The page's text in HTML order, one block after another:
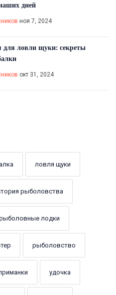
дней
ноя 7, 2024
для ловли щуки: секреты
окт 31, 2024
ловля щуки
рыболовства
лодки
рыболовство
удочка